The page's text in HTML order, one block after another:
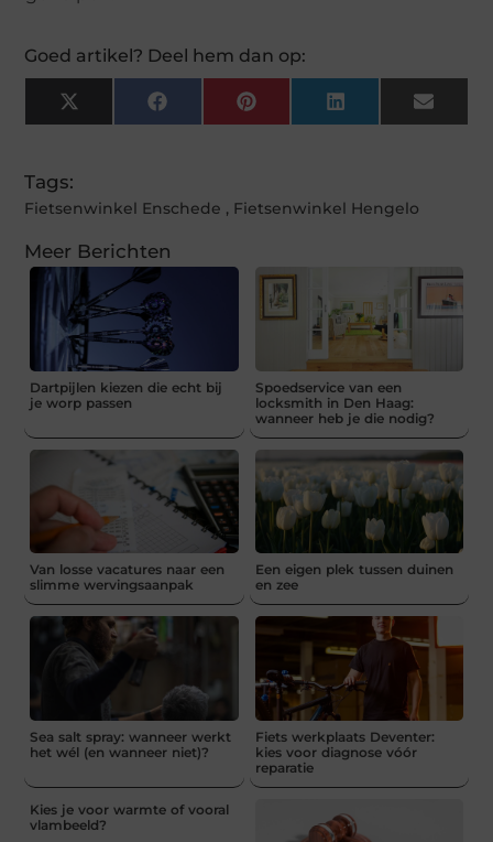
Goed artikel? Deel hem dan op:
X
(Twitter)
FacebookPinterestLinkedInEmail
Tags:
Fietsenwinkel Enschede , Fietsenwinkel Hengelo
Meer Berichten
Dartpijlen kiezen die echt bij
je worp passen
Spoedservice van een
locksmith in Den Haag:
wanneer heb je die nodig?
Van losse vacatures naar een
slimme wervingsaanpak
Een eigen plek tussen duinen
en zee
Sea salt spray: wanneer werkt
het wél (en wanneer niet)?
Fiets werkplaats Deventer:
kies voor diagnose vóór
reparatie
Kies je voor warmte of vooral
vlambeeld?